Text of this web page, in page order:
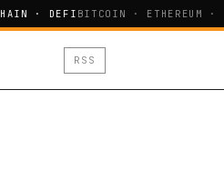
· DEFIBITCOIN · ETHEREUM ·
RSS